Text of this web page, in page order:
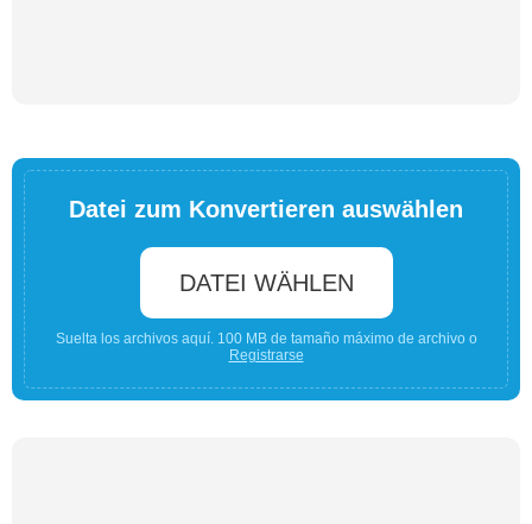
Datei zum Konvertieren auswählen
DATEI WÄHLEN
Suelta los archivos aquí. 100 MB de tamaño máximo de archivo o
Registrarse